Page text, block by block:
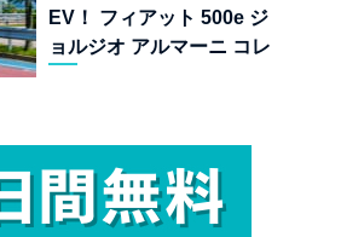
EV！ フィアット 500e ジ
ョルジオ アルマーニ コレ